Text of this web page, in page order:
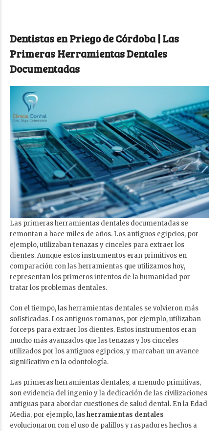
Dentistas en Priego de Córdoba | Las
Primeras Herramientas Dentales
Documentadas
Las primeras herramientas dentales documentadas se
remontan a hace miles de años. Los antiguos egipcios, por
ejemplo, utilizaban tenazas y cinceles para extraer los
dientes. Aunque estos instrumentos eran primitivos en
comparación con las herramientas que utilizamos hoy,
representan los primeros intentos de la humanidad por
tratar los problemas dentales.
Con el tiempo, las herramientas dentales se volvieron más
sofisticadas. Los antiguos romanos, por ejemplo, utilizaban
forceps para extraer los dientes. Estos instrumentos eran
mucho más avanzados que las tenazas y los cinceles
utilizados por los antiguos egipcios, y marcaban un avance
significativo en la odontología.
Las primeras herramientas dentales, a menudo primitivas,
son evidencia del ingenio y la dedicación de las civilizaciones
antiguas para abordar cuestiones de salud dental. En la Edad
Media, por ejemplo, lasherramientas dentales
evolucionaron con el uso de palillos y raspadores hechos a